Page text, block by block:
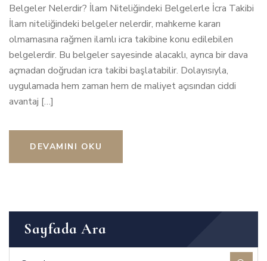
Belgeler Nelerdir? İlam Niteliğindeki Belgelerle İcra Takibi
İlam niteliğindeki belgeler nelerdir, mahkeme kararı
olmamasına rağmen ilamlı icra takibine konu edilebilen
belgelerdir. Bu belgeler sayesinde alacaklı, ayrıca bir dava
açmadan doğrudan icra takibi başlatabilir. Dolayısıyla,
uygulamada hem zaman hem de maliyet açısından ciddi
avantaj […]
DEVAMINI OKU
Sayfada Ara